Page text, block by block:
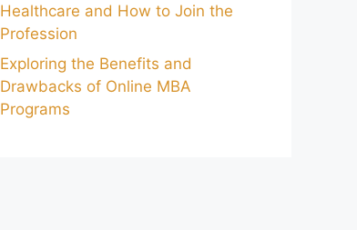
Healthcare and How to Join the
Profession
Exploring the Benefits and
Drawbacks of Online MBA
Programs